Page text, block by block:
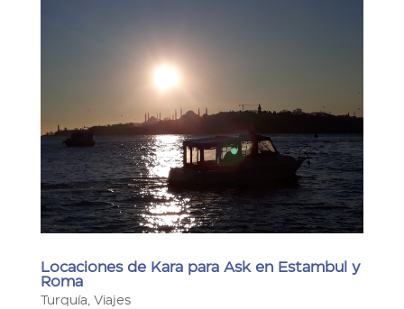
Locaciones de Kara para Ask en Estambul y
Roma
Turquía, Viajes